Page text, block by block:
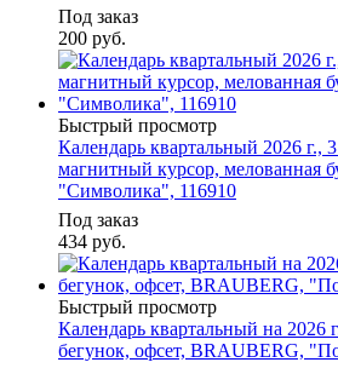
Под заказ
200 руб.
Быстрый просмотр
Календарь квартальный 2026 г.,
магнитный курсор, мелованная
"Символика", 116910
Под заказ
434 руб.
Быстрый просмотр
Календарь квартальный на 2026
бегунок, офсет, BRAUBERG,